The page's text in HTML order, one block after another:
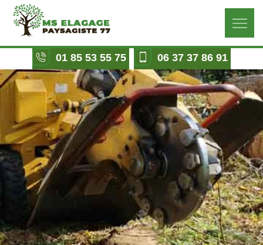
01 85 53 55 75 06 37 37 86 91